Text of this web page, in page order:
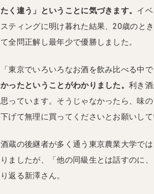
たく違う」ということに気づきます。 イ
スティングに明け暮れた結果、20歳のと
て全問正解し最年少で優勝しました。
「東京でいろいろなお酒を飲み比べる中
かったということがわかりました。利き
思っています。そうじゃなかったら、味
下げて無理に買ってくださいとお願いし
酒蔵の後継者が多く通う東京農業大学で
りましたが、「他の同級生とは話すのに
り返る新澤さん。